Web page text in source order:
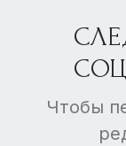
Чтобы